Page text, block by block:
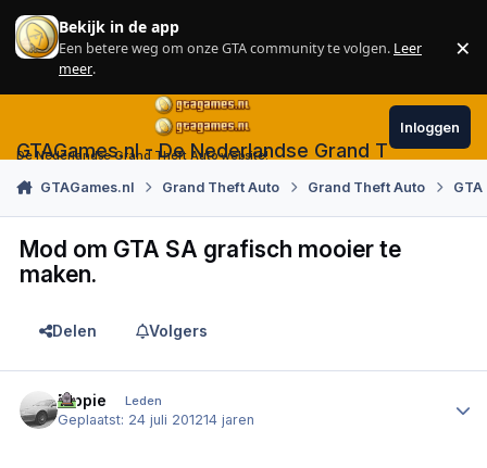
Skip to content
Bekijk in de app
Een betere weg om onze GTA community te volgen. Leer
meer.
×
GTAGames.nl - De Nederlandse Grand Theft Auto
De Nederlandse Grand Theft Auto website!
Inloggen
GTAGames.nl Grand Theft Auto Grand Theft Auto
Mod om GTA SA grafisch mooier te
maken.
Delen Volgers
Dippie Leden
Geplaatst: 24 juli 201214 jaren